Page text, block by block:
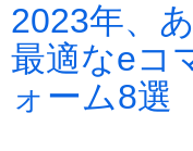
2023年、
最適なeコ
ォーム8選